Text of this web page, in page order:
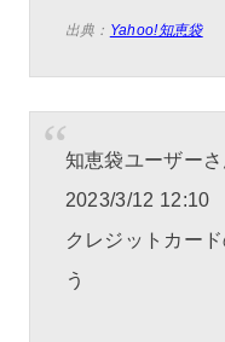
出典： Yahoo!知恵袋
知恵袋ユーザーさ
2023/3/12 12:10
クレジットカー
う